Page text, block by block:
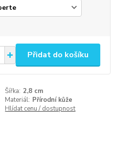
Přidat do košíku
Šířka: 2,8 cm
Materiál: Přírodní kůže
Hlídat cenu / dostupnost